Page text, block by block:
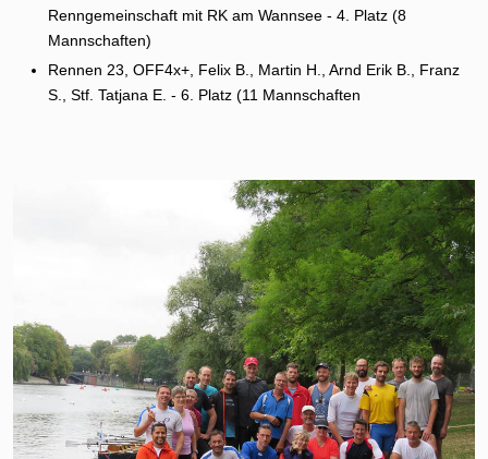
Renngemeinschaft mit RK am Wannsee - 4. Platz (8
Mannschaften)
Rennen 23, OFF4x+, Felix B., Martin H., Arnd Erik B., Franz
S., Stf. Tatjana E. - 6. Platz (11 Mannschaften